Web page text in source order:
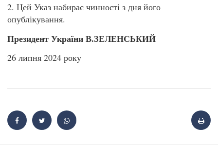
2. Цей Указ набирає чинності з дня його
опублікування.
Президент України В.ЗЕЛЕНСЬКИЙ
26 липня 2024 року